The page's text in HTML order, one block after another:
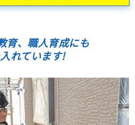
育、職人育成にも
れています!